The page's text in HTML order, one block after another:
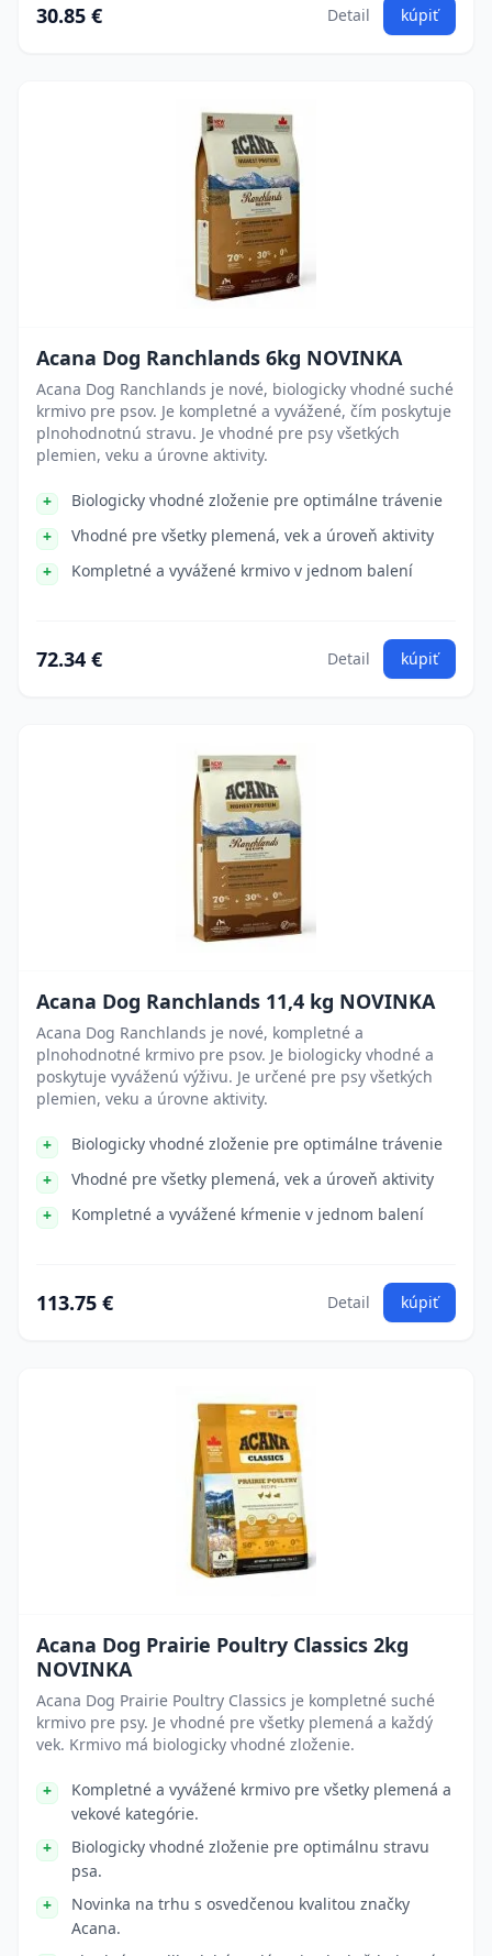
30.85 € Detail kúpiť
Acana Dog Ranchlands 6kg NOVINKA
Acana Dog Ranchlands je nové, biologicky vhodné suché
krmivo pre psov. Je kompletné a vyvážené, čím poskytuje
plnohodnotnú stravu. Je vhodné pre psy všetkých
plemien, veku a úrovne aktivity.
Biologicky vhodné zloženie pre optimálne trávenie
Vhodné pre všetky plemená, vek a úroveň aktivity
Kompletné a vyvážené krmivo v jednom balení
72.34 € Detail kúpiť
Acana Dog Ranchlands 11,4 kg NOVINKA
Acana Dog Ranchlands je nové, kompletné a
plnohodnotné krmivo pre psov. Je biologicky vhodné a
poskytuje vyváženú výživu. Je určené pre psy všetkých
plemien, veku a úrovne aktivity.
Biologicky vhodné zloženie pre optimálne trávenie
Vhodné pre všetky plemená, vek a úroveň aktivity
Kompletné a vyvážené kŕmenie v jednom balení
113.75 € Detail kúpiť
Acana Dog Prairie Poultry Classics 2kg
NOVINKA
Acana Dog Prairie Poultry Classics je kompletné suché
krmivo pre psy. Je vhodné pre všetky plemená a každý
vek. Krmivo má biologicky vhodné zloženie.
Kompletné a vyvážené krmivo pre všetky plemená a
vekové kategórie.
Biologicky vhodné zloženie pre optimálnu stravu
psa.
Novinka na trhu s osvedčenou kvalitou značky
Acana.